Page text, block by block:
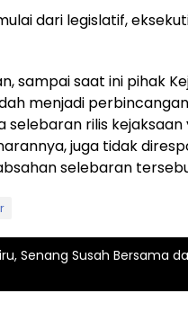
dari legislatif,
sampai saat ini pihak
menjadi
selebaran rilis
juga tidak
selebaran
Senang Susah Bersama